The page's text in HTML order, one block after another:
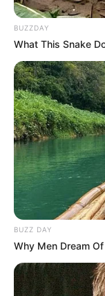
5. Di antara
BUZZDAY
What This Snake
BUZZ DAY
Why Men Dream